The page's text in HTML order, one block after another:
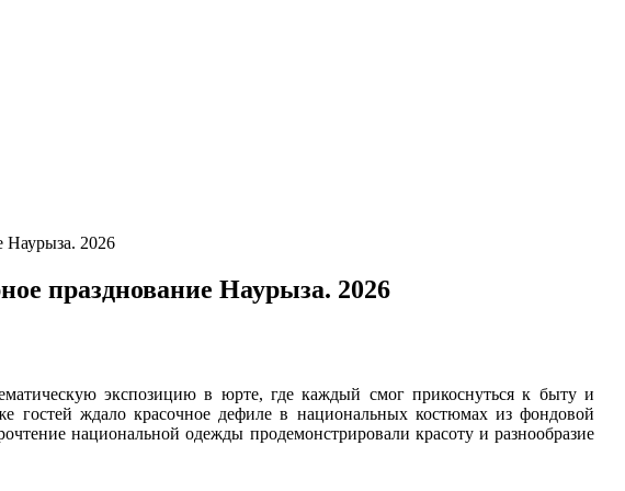
Наурыза. 2026
празднование Наурыза. 2026
экспозицию в юрте, где каждый смог прикоснуться к быту и
гостей ждало красочное дефиле в национальных костюмах из фондовой
национальной одежды продемонстрировали красоту и разнообразие